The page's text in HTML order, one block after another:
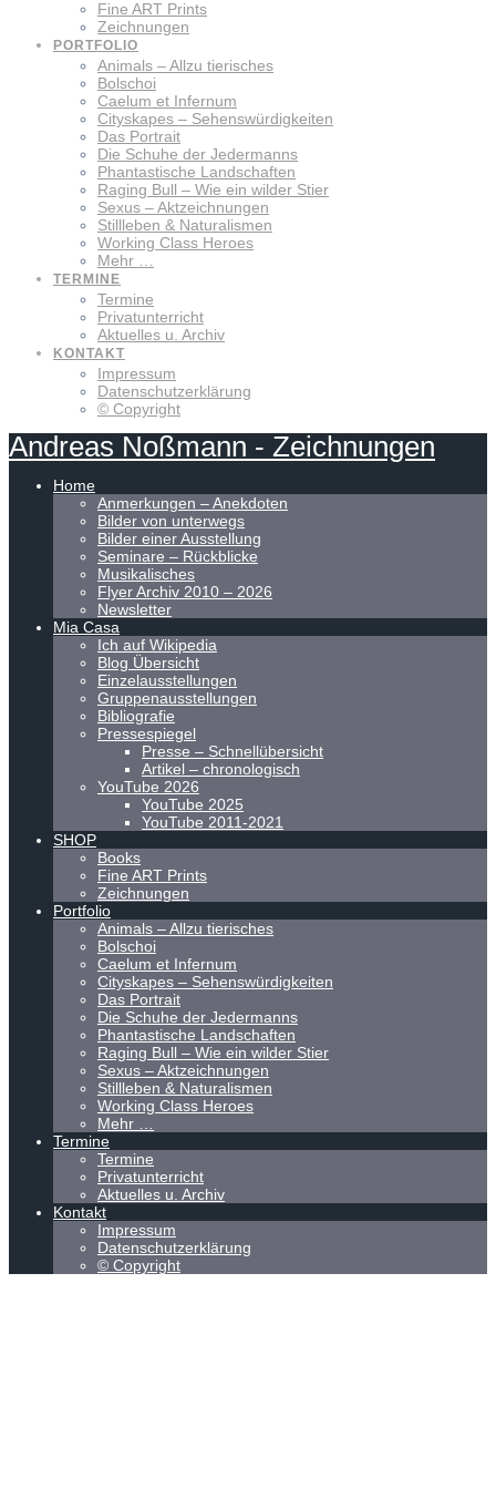
Fine ART Prints
Zeichnungen
PORTFOLIO
Animals – Allzu tierisches
Bolschoi
Caelum et Infernum
Cityskapes – Sehenswürdigkeiten
Das Portrait
Die Schuhe der Jedermanns
Phantastische Landschaften
Raging Bull – Wie ein wilder Stier
Sexus – Aktzeichnungen
Stillleben & Naturalismen
Working Class Heroes
Mehr …
TERMINE
Termine
Privatunterricht
Aktuelles u. Archiv
KONTAKT
Impressum
Datenschutzerklärung
© Copyright
Andreas Noßmann - Zeichnungen
Home
Anmerkungen – Anekdoten
Bilder von unterwegs
Bilder einer Ausstellung
Seminare – Rückblicke
Musikalisches
Flyer Archiv 2010 – 2026
Newsletter
Mia Casa
Ich auf Wikipedia
Blog Übersicht
Einzelausstellungen
Gruppenausstellungen
Bibliografie
Pressespiegel
Presse – Schnellübersicht
Artikel – chronologisch
YouTube 2026
YouTube 2025
YouTube 2011-2021
SHOP
Books
Fine ART Prints
Zeichnungen
Portfolio
Animals – Allzu tierisches
Bolschoi
Caelum et Infernum
Cityskapes – Sehenswürdigkeiten
Das Portrait
Die Schuhe der Jedermanns
Phantastische Landschaften
Raging Bull – Wie ein wilder Stier
Sexus – Aktzeichnungen
Stillleben & Naturalismen
Working Class Heroes
Mehr …
Termine
Termine
Privatunterricht
Aktuelles u. Archiv
Kontakt
Impressum
Datenschutzerklärung
© Copyright